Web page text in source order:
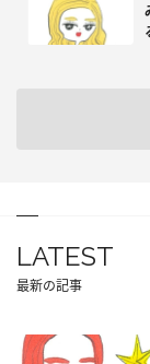
LATEST
最新の記事